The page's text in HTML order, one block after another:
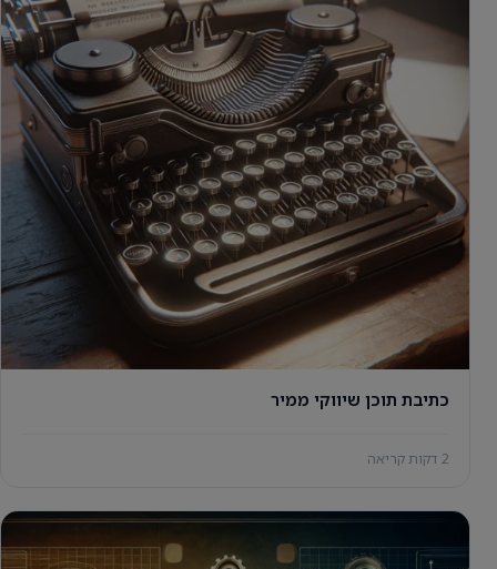
כתיבת תוכן שיווקי ממיר
2 דקות קריאה